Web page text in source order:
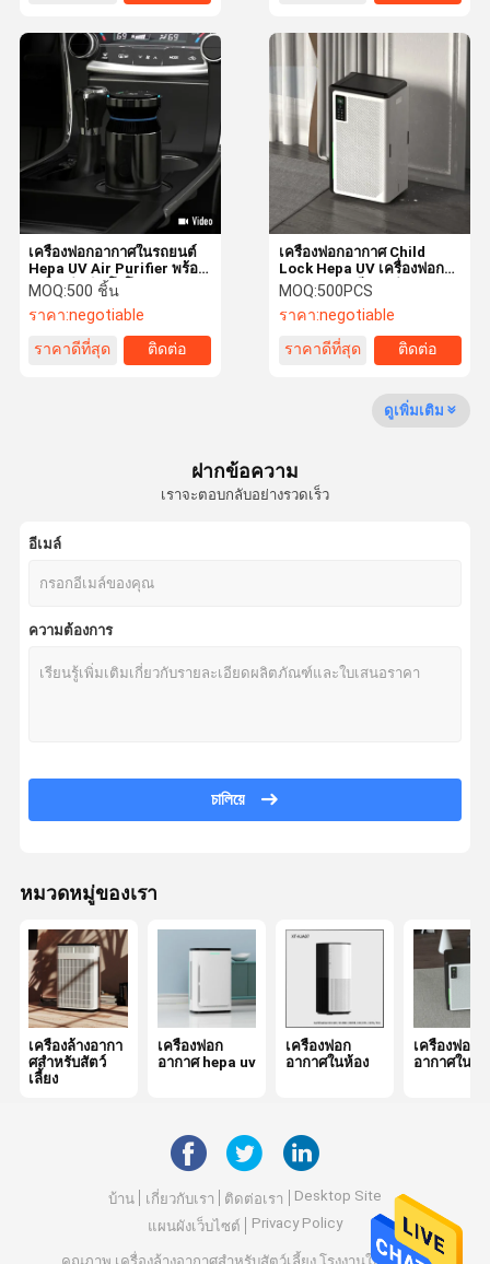
บ้าน สินค้า วิดีโอ
ทัวร์โรงงาน
การควบคุม
ติดต่อเรา ขอทุน
เครื่องฟอกอากาศ hepa uv
เครื่องฟอกอากาศในห้อง
เครื่องฟอกอากาศในบ้าน
เครื่องฟอกอากาศ Hepa กรอง
เครื่องฟอกอากาศอัจฉริยะ
เครื่องฟอกอากาศ Hepa
เครื่องฟอกอากาศพลาสม่า
เครื่องฟอกอากาศไอออนิก
เครื่องฆ่าเชื้อด้วยอากาศ UV
กรองอากาศ Hepa
ไส้กรองอากาศคาร์บอน
เครื่องฟอกอากาศ Child
Lock Hepa UV เครื่องฟอก
อากาศ ABS สีแบบกำหนดเอง
ความเร็วห้าระดับ
MOQ:500PCS
ราคา:negotiable
ราคาดีที่สุด
ติดต่อ
เครื่องฟอกอากาศในรถยนต์
Hepa UV Air Purifier พร้อม
เครื่องกำเนิดโอโซน Anion
MOQ:500 ชิ้น
ราคา:negotiable
ราคาดีที่สุด
ติดต่อ
ดูเพิ่มเติม
ฝากข้อความ
เราจะตอบกลับอย่างรวดเร็ว
อีเมล์
ความต้องการ
চালিয়ে
หมวดหมู่ของเรา
เครื่องล้างอากา
ศสําหรับสัตว์
เลี้ยง
เครื่องฟอก
อากาศ hepa uv
เครื่องฟอก
อากาศในห้อง
เครื่องฟอก
อากาศในบ้
บ้าน เกี่ยวกับเรา ติดต่อเรา
Desktop Site
แผนผังเว็บไซต์
Privacy Policy